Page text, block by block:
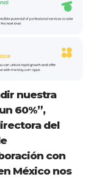
nuestra
60%”,
del
con
México nos